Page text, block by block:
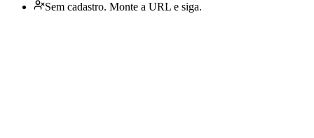
Sem cadastro. Monte a URL e siga.